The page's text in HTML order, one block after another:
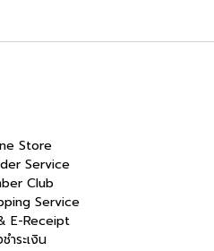
Store
Service
Club
Service
E-Receipt
ำระเงิน